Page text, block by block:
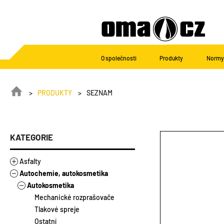
O společnosti Produkty
PRODUKTY SEZNAM
KATEGORIE
Asfalty
Asfalty
Stavebněizolační asfalty
Modifikované asfalty
Silniční asfalty
Asfaltové výrobky
Asfalty ředěné
Zálivky
Emulze
Autochemie, autokosmetika
Autokosmetika
Mechanické rozprašovače
Tlakové spreje
Ostatní